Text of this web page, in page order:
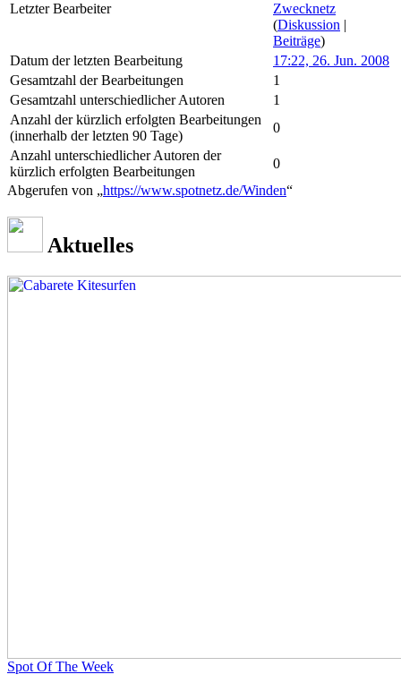
Letzter Bearbeiter
Zwecknetz
(Diskussion |
Beiträge)
Datum der letzten Bearbeitung
17:22, 26. Jun. 2008
Gesamtzahl der Bearbeitungen
1
Gesamtzahl unterschiedlicher Autoren
1
Anzahl der kürzlich erfolgten Bearbeitungen
(innerhalb der letzten 90 Tage)
0
Anzahl unterschiedlicher Autoren der
kürzlich erfolgten Bearbeitungen
0
Abgerufen von „https://www.spotnetz.de/Winden“
Aktuelles
Spot Of The Week